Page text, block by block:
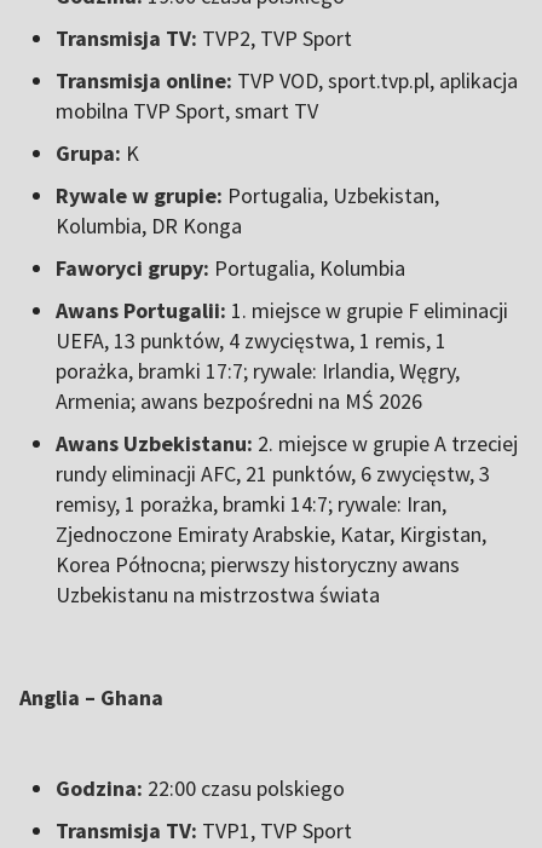
Transmisja TV: TVP2, TVP Sport
Transmisja online: TVP VOD, sport.tvp.pl, aplikacja
mobilna TVP Sport, smart TV
Grupa: K
Rywale w grupie: Portugalia, Uzbekistan,
Kolumbia, DR Konga
Faworyci grupy: Portugalia, Kolumbia
Awans Portugalii: 1. miejsce w grupie F eliminacji
UEFA, 13 punktów, 4 zwycięstwa, 1 remis, 1
porażka, bramki 17:7; rywale: Irlandia, Węgry,
Armenia; awans bezpośredni na MŚ 2026
Awans Uzbekistanu: 2. miejsce w grupie A trzeciej
rundy eliminacji AFC, 21 punktów, 6 zwycięstw, 3
remisy, 1 porażka, bramki 14:7; rywale: Iran,
Zjednoczone Emiraty Arabskie, Katar, Kirgistan,
Korea Północna; pierwszy historyczny awans
Uzbekistanu na mistrzostwa świata
Anglia – Ghana
Godzina: 22:00 czasu polskiego
Transmisja TV: TVP1, TVP Sport